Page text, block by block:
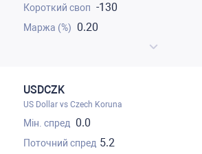
-130
0.20
USDCZK
US Dollar vs Czech Koruna
0.0
5.2